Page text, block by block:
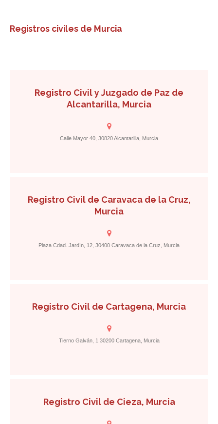
Registros civiles de Murcia
Registro Civil y Juzgado de Paz de
Alcantarilla, Murcia
Calle Mayor 40, 30820 Alcantarilla, Murcia
Registro Civil de Caravaca de la Cruz,
Murcia
Plaza Cdad. Jardín, 12, 30400 Caravaca de la Cruz, Murcia
Registro Civil de Cartagena, Murcia
Tierno Galván, 1 30200 Cartagena, Murcia
Registro Civil de Cieza, Murcia